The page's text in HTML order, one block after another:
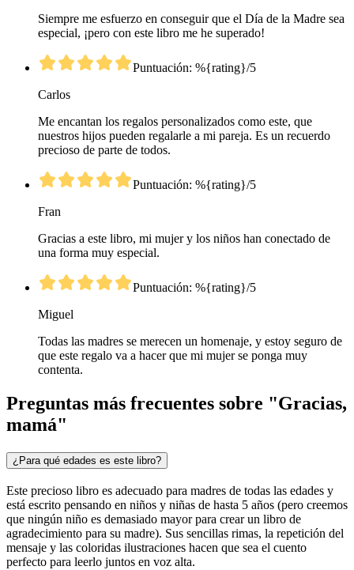
Siempre me esfuerzo en conseguir que el Día de la Madre sea
especial, ¡pero con este libro me he superado!
Puntuación: %{rating}/5
Carlos
Me encantan los regalos personalizados como este, que
nuestros hijos pueden regalarle a mi pareja. Es un recuerdo
precioso de parte de todos.
Puntuación: %{rating}/5
Fran
Gracias a este libro, mi mujer y los niños han conectado de
una forma muy especial.
Puntuación: %{rating}/5
Miguel
Todas las madres se merecen un homenaje, y estoy seguro de
que este regalo va a hacer que mi mujer se ponga muy
contenta.
Preguntas más frecuentes sobre "Gracias,
mamá"
¿Para qué edades es este libro?
Este precioso libro es adecuado para madres de todas las edades y
está escrito pensando en niños y niñas de hasta 5 años (pero creemos
que ningún niño es demasiado mayor para crear un libro de
agradecimiento para su madre). Sus sencillas rimas, la repetición del
mensaje y las coloridas ilustraciones hacen que sea el cuento
perfecto para leerlo juntos en voz alta.